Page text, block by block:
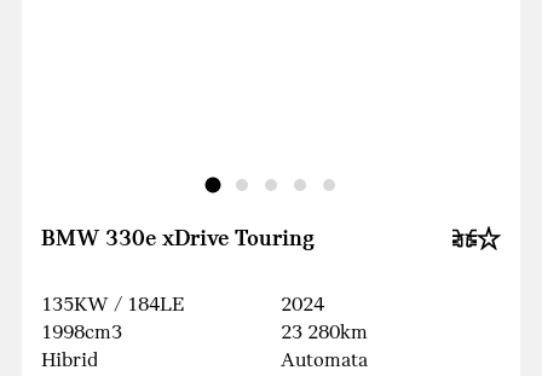
BMW 330e xDrive Touring
135KW / 184LE
1998cm3
Hibrid
2024
23 280km
Automata